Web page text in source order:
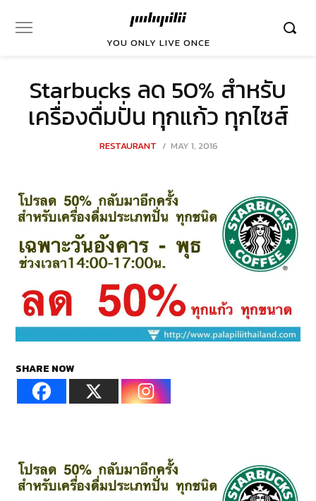
YOU ONLY LIVE ONCE
Starbucks ลด 50% สำหรับ
เครื่องดื่มปั่น ทุกแก้ว ทุกไซส์
RESTAURANT
POSTED
MAY 1, 2016
SHARE NOW